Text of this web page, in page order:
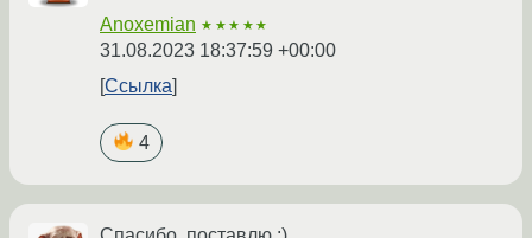
Anoxemian ★★★★★
31.08.2023 18:37:59 +00:00
Ссылка
4